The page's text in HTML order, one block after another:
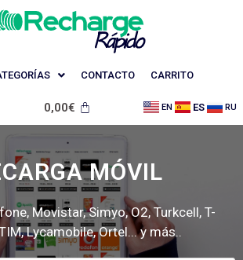
CONTACTO CARRITO
0,00€ EN ES RU
MÓVIL
Movistar, Simyo, O2, Turkcell, T-
Lycamobile, Ortel... y más..